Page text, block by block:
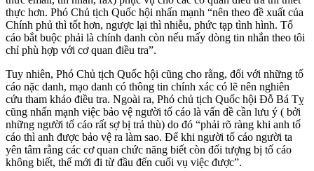
thực hơn. Phó Chủ tịch Quốc hội nhấn mạnh “nên theo đề xuất của
Chính phủ thì tốt hơn, ngược lại thì nhiễu, phức tạp tình hình. Tố
cáo bắt buộc phải là chính danh còn nếu mấy dòng tin nhắn theo tôi
chỉ phù hợp với cơ quan điều tra”.
Tuy nhiên, Phó Chủ tịch Quốc hội cũng cho rằng, đối với những tố
cáo nặc danh, mạo danh có thông tin chính xác có lẽ nên nghiên
cứu tham khảo điều tra. Ngoài ra, Phó chủ tịch Quốc hội Đỗ Bá Tỵ
cũng nhấn mạnh việc bảo vệ người tố cáo là vấn đề cần lưu ý ( bởi
những người tố cáo rất sợ bị trả thù) do đó “phải rõ ràng khi anh tố
cáo thì anh được bảo vệ ra làm sao. Để khi người tố cáo người ta
yên tâm rằng các cơ quan chức năng biết còn đối tượng bị tố cáo
không biết, thế mới đi từ đầu đến cuối vụ việc được”.